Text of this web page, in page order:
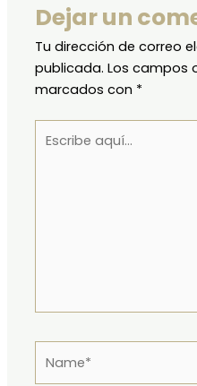
Dejar un
Tu dirección de correo
publicada. Los campos
marcados con *
aquí...